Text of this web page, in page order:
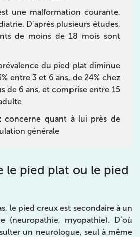
une malformation courante,
D’après plusieurs études,
de moins de 18 mois sont
du pied plat diminue
entre 3 et 6 ans, de 24% chez
de 6 ans, et comprise entre 15
concerne quant à lui près de
générale
le pied plat ou le pied
le pied creux est secondaire à un
(neuropathie, myopathie). D’où
un neurologue, seul à même
33
75006 Paris
75006 Paris